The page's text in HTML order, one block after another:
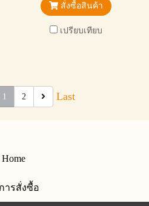
สั่งซื้อสินค้า
เปรียบเทียบ
1 2 Last
Home
ารสั่งซื้อ